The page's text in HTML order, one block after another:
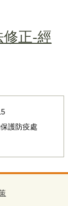
正-經
護防疫處